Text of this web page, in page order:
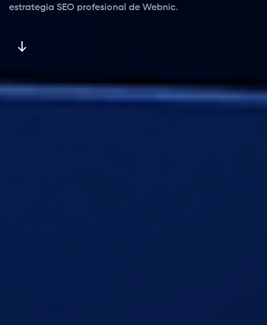
estrategia SEO profesional de Webnic.